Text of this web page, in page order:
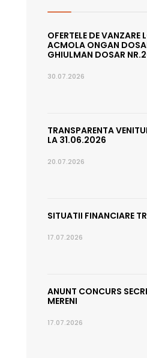
OFERTELE DE
ACMOLA ONGAN
GHIULMAN DOSAR
30.07.2026
TRANSPARENTA
LA 31.06.2026
20.07.2026
SITUATII FINANCIARE
17.07.2026
ANUNT CONCURS
MERENI
17.07.2026